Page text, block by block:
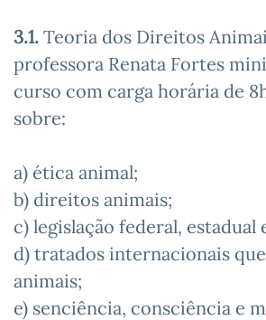
3.1. Teoria dos Direitos
professora Renata Fortes
curso com carga horária de
sobre:
a) ética animal;
b) direitos animais;
c) legislação federal, estadual
d) tratados internacionais
animais;
e) senciência, consciência e